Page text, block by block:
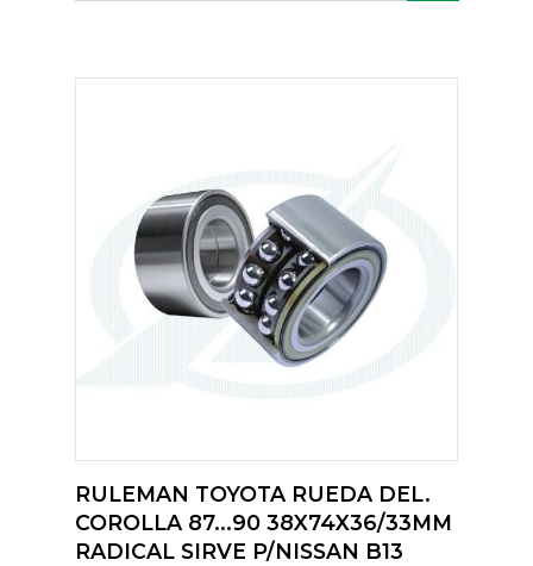
RULEMAN TOYOTA RUEDA DEL.
COROLLA 87...90 38X74X36/33MM
RADICAL SIRVE P/NISSAN B13